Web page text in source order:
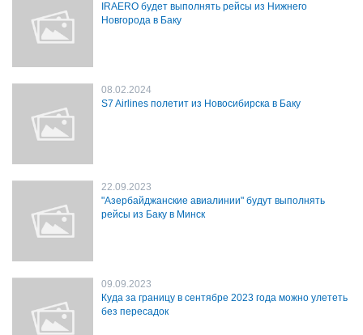
IRAERO будет выполнять рейсы из Нижнего
Новгорода в Баку
08.02.2024
S7 Airlines полетит из Новосибирска в Баку
22.09.2023
"Азербайджанские авиалинии" будут выполнять
рейсы из Баку в Минск
09.09.2023
Куда за границу в сентябре 2023 года можно улететь
без пересадок